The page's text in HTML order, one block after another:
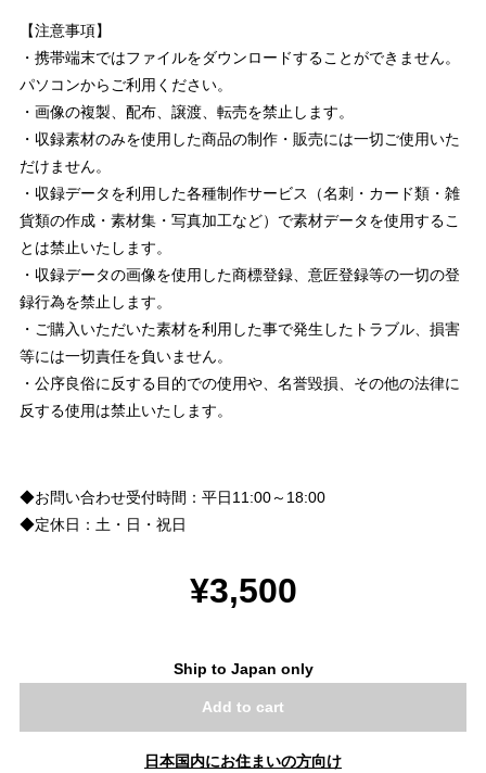
【注意事項】
・携帯端末ではファイルをダウンロードすることができません。
パソコンからご利用ください。
・画像の複製、配布、譲渡、転売を禁止します。
・収録素材のみを使用した商品の制作・販売には一切ご使用いた
だけません。
・収録データを利用した各種制作サービス（名刺・カード類・雑
貨類の作成・素材集・写真加工など）で素材データを使用するこ
とは禁止いたします。
・収録データの画像を使用した商標登録、意匠登録等の一切の登
録行為を禁止します。
・ご購入いただいた素材を利用した事で発生したトラブル、損害
等には一切責任を負いません。
・公序良俗に反する目的での使用や、名誉毀損、その他の法律に
反する使用は禁止いたします。
◆お問い合わせ受付時間：平日11:00～18:00
◆定休日：土・日・祝日
¥3,500
Ship to Japan only
Add to cart
日本国内にお住まいの方向け